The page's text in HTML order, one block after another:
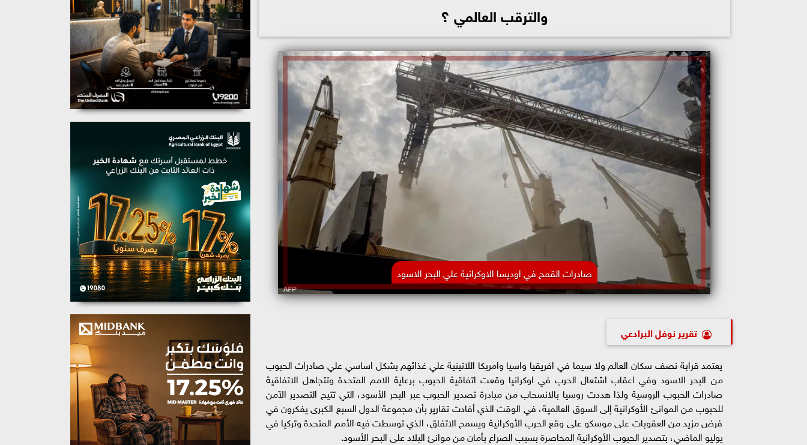
والترقب العالمي ؟
صادرات القمح في اوديسا الاوكرانية علي البحر الاسود
تقرير نوفل البرادعي
يعتمد قرابة نصف سكان العالم ولا سيما في افريقيا واسيا وامريكا اللاتينية علي غذائهم بشكل اساسي علي صادرات الحبوب
من البحر الاسود وفي اعقاب اشتعال الحرب في اوكرانيا وقعت اتفاقية الحبوب برعاية الامم المتحدة وتتجاهل الاتفاقية
صادرات الحبوب الروسية ولذا هددت روسيا بالانسحاب من مبادرة تصدير الحبوب عبر البحر الأسود، التي تتيح التصدير الآمن
للحبوب من الموانئ الأوكرانية إلى السوق العالمية، في الوقت الذي أفادت تقارير بأن مجموعة الدول السبع الكبرى يفكرون في
فرض مزيد من العقوبات على موسكو على وقع الحرب الأوكرانية ويسمح الاتفاق، الذي توسطت فيه الأمم المتحدة وتركيا في
يوليو الماضي، بتصدير الحبوب الأوكرانية المحاصرة بسبب الصراع بأمان من موانئ البلاد على البحر الأسود.